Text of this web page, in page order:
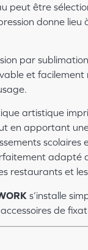
peut être
donne lieu
par
et
artistique
en apportant
scolaires
adapté
restaurants et
s’installe
de